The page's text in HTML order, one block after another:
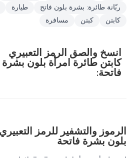
ربّانة طائرة: بشرة بلون فاتح
طيارة
كابتن
كبتن مسافرة
انسخ والصق الرمز التعبيري
كابتن طائرة امرأة بلون بشرة
فاتحة:
الرموز والتشفير للرمز
بلون بشرة فاتحة